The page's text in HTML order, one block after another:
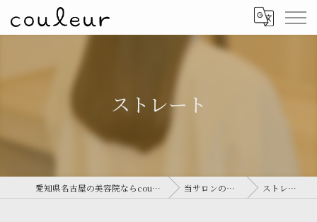
ストレート
愛知県名古屋の美容院ならcouleur 当サロンの特徴 ストレート